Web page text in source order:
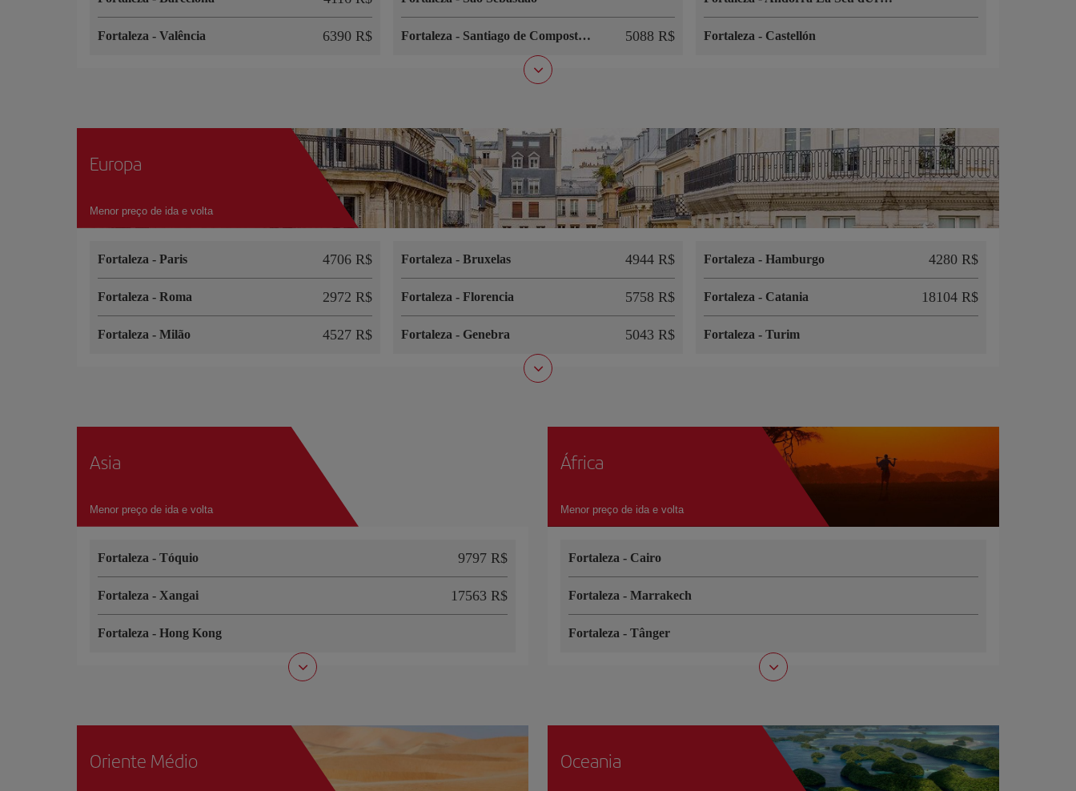
Fortaleza - Valência 6390 R$ Fortaleza - Santiago de Compostela 5088 R$ Fortaleza- Castellón
Europa
Menor preço de ida e volta
Fortaleza - Paris 4706 R$
Fortaleza - Roma 2972 R$
Fortaleza - Milão 4527 R$
Fortaleza - Bruxelas 4944 R$
Fortaleza - Florencia 5758 R$
Fortaleza - Genebra 5043 R$
Fortaleza-Hamburgo 4280 R$
Fortaleza- Catania 18104 R$
Fortaleza-Turim
Asia
Menor preço de ida e volta
Fortaleza - Tóquio 9797 R$
Fortaleza - Xangai 17563 R$
Fortaleza - Hong Kong
África
Menor preço de ida e volta
Fortaleza - Cairo
Fortaleza - Marrakech
Fortaleza - Tânger
Oriente Médio Oceania